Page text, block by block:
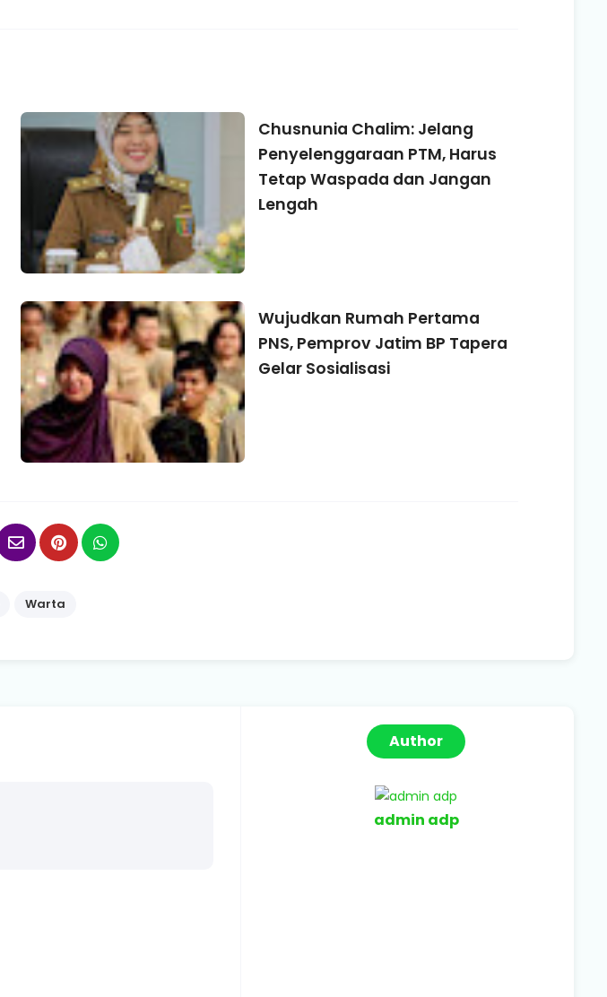
Chusnunia Chalim: Jelang
Penyelenggaraan PTM, Harus
Tetap Waspada dan Jangan
Lengah
Wujudkan Rumah Pertama
PNS, Pemprov Jatim BP Tapera
Gelar Sosialisasi
Warta
Author
admin adp